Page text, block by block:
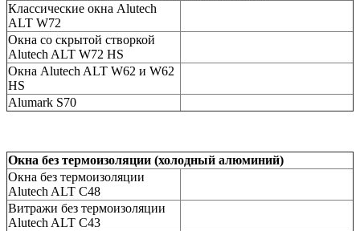
Классические окна Alutech
ALT W72
Окна со скрытой створкой
Alutech ALT W72 HS
Окна Alutech ALT W62 и W62
HS
Alumark S70
Окна без термоизоляции (холодный алюминий)
Окна без термоизоляции
Alutech ALT C48
Витражи без термоизоляции
Alutech ALT C43